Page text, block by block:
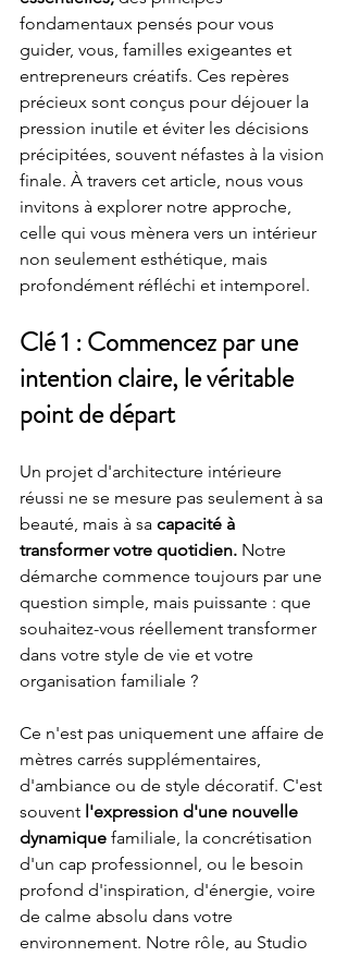
fondamentaux pensés pour vous
guider, vous, familles exigeantes et
entrepreneurs créatifs. Ces repères
précieux sont conçus pour déjouer la
pression inutile et éviter les décisions
précipitées, souvent néfastes à la vision
finale. À travers cet article, nous vous
invitons à explorer notre approche,
celle qui vous mènera vers un intérieur
non seulement esthétique, mais
profondément réfléchi et intemporel.
Clé 1 : Commencez par une
intention claire, le véritable
point de départ
Un projet d'architecture intérieure
réussi ne se mesure pas seulement à sa
beauté, mais à sa capacité à
transformer votre quotidien. Notre
démarche commence toujours par une
question simple, mais puissante : que
souhaitez-vous réellement transformer
dans votre style de vie et votre
organisation familiale ?
Ce n'est pas uniquement une affaire de
mètres carrés supplémentaires,
d'ambiance ou de style décoratif. C'est
souvent l'expression d'une nouvelle
dynamique familiale, la concrétisation
d'un cap professionnel, ou le besoin
profond d'inspiration, d'énergie, voire
de calme absolu dans votre
environnement. Notre rôle, au Studio